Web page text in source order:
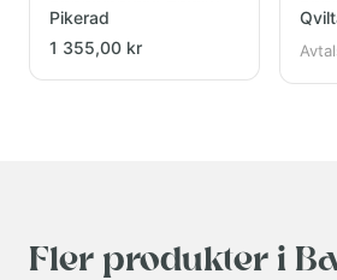
Pikerad
1 355,00 kr
Fler produkter i